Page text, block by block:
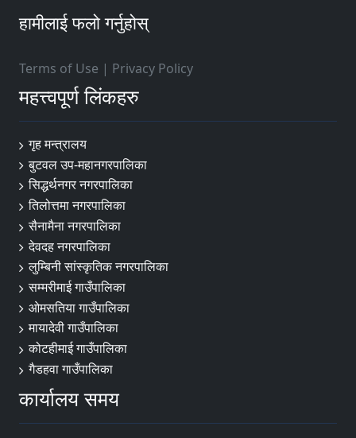
हामीलाई फलो गर्नुहोस्
Terms of Use | Privacy Policy
महत्त्वपूर्ण लिंकहरु
गृह मन्त्रालय
बुटवल उप-महानगरपालिका
सिद्धर्थनगर नगरपालिका
तिलोत्तमा नगरपालिका
सैनामैना नगरपालिका
देवदह नगरपालिका
लुम्बिनी सांस्कृतिक नगरपालिका
सम्मरीमाई गाउँपालिका
ओमसतिया गाउँपालिका
मायादेवी गाउँपालिका
कोटहीमाई गाउँपालिका
गैडहवा गाउँपालिका
कार्यालय समय